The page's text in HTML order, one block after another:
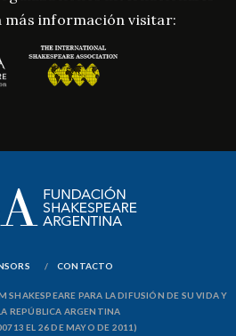
más información visitar:
CONTACTO
PARA LA DIFUSIÓN DE SU VIDA Y
REPÚBLICA ARGENTINA
EL 26 DE MAYO DE 2011)